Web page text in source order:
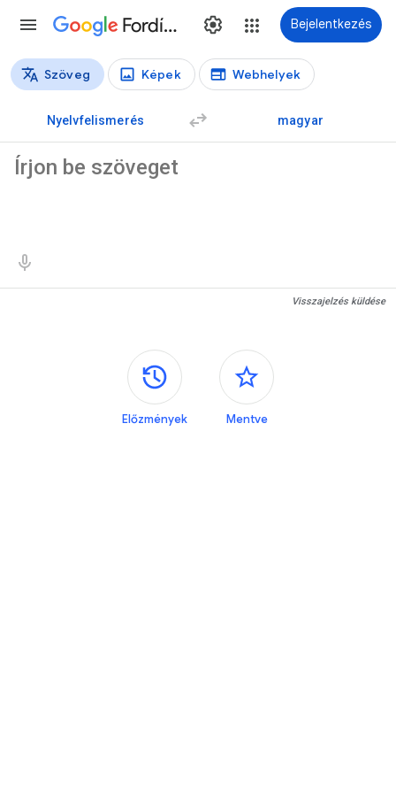
Fordító Bejelentkezés
Fordítás típusai
Szöveg Képek Webhelyek
Nyelvfelismerés magyar
Forrásszöveg
Visszajelzés küldése
Oldalsó panelek
Előzmények Mentve